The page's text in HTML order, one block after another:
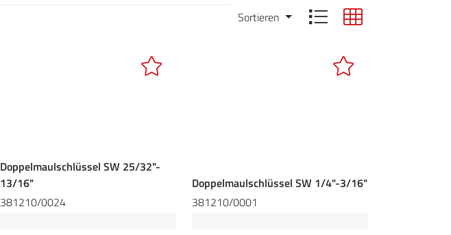
Sortieren
Doppelmaulschlüssel SW 25/32"-
13/16"
381210/0024
Doppelmaulschlüssel SW 1/4"-3/16"
381210/0001